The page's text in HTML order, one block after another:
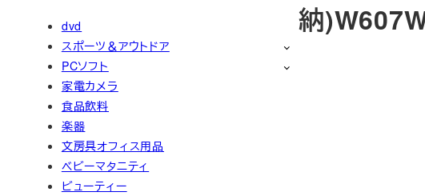
納
dvd
スポーツ＆アウトドア
PCソフト
家電カメラ
食品飲料
楽器
文房具オフィス用品
ベビーマタニティ
ビューティー